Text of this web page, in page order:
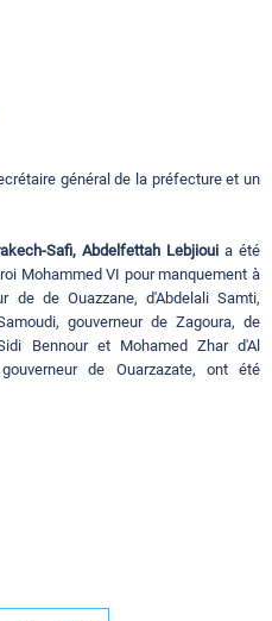
général de la préfecture et un
Safi, Abdelfettah Lebjioui a été
Mohammed VI pour manquement à
de de Ouazzane, d'Abdelali Samti,
gouverneur de Zagoura, de
Bennour et Mohamed Zhar d'Al
de Ouarzazate, ont été